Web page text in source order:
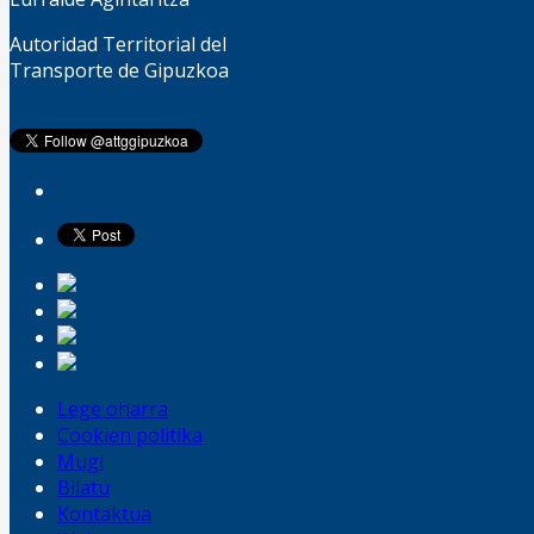
Autoridad Territorial del
Transporte de Gipuzkoa
Lege oharra
Cookien politika
Mugi
Bilatu
Kontaktua